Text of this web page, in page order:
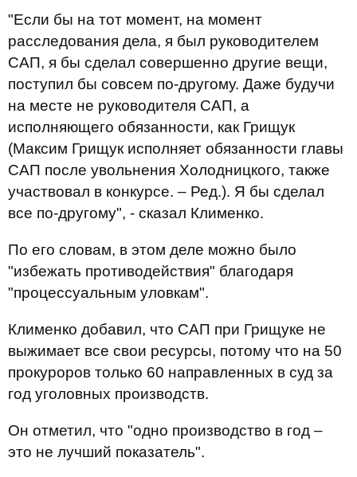
"Если бы на тот момент, на момент
расследования дела, я был руководителем
САП, я бы сделал совершенно другие вещи,
поступил бы совсем по-другому. Даже будучи
на месте не руководителя САП, а
исполняющего обязанности, как Грищук
(Максим Грищук исполняет обязанности главы
САП после увольнения Холодницкого, также
участвовал в конкурсе. – Ред.). Я бы сделал
все по-другому", - сказал Клименко.
По его словам, в этом деле можно было
"избежать противодействия" благодаря
"процессуальным уловкам".
Клименко добавил, что САП при Грищуке не
выжимает все свои ресурсы, потому что на 50
прокуроров только 60 направленных в суд за
год уголовных производств.
Он отметил, что "одно производство в год –
это не лучший показатель".